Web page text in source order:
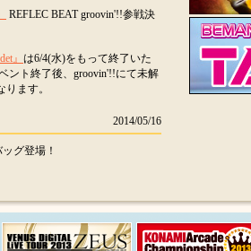
REFLEC BEAT groovin'!!参戦決
』 は6/4(水)をもって終了いた
ント終了後、groovin'!!にて未解
ます。
2014/05/16
グ登場！